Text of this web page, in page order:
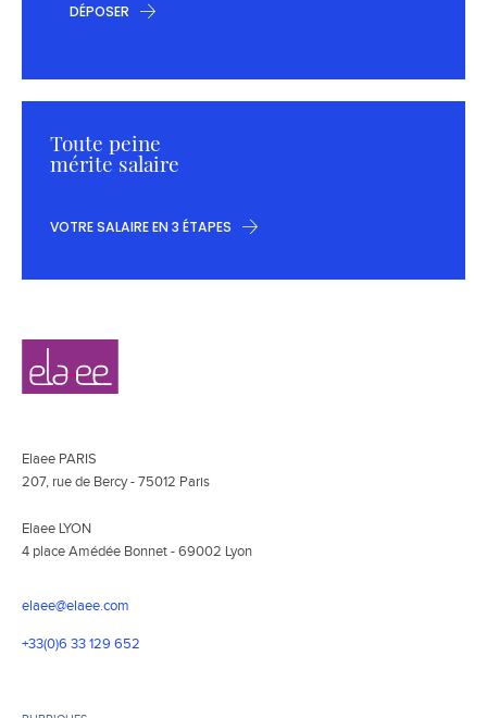
DÉPOSER
Toute peine
mérite salaire
VOTRE SALAIRE EN 3 ÉTAPES
Navigation
secondaire
Elaee
Elaee PARIS
207, rue de Bercy - 75012 Paris
Elaee LYON
4 place Amédée Bonnet - 69002 Lyon
elaee@elaee.com
+33(0)6 33 129 652